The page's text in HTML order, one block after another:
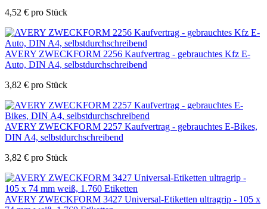
4,52 € pro Stück
AVERY ZWECKFORM 2256 Kaufvertrag - gebrauchtes Kfz E-
Auto, DIN A4, selbstdurchschreibend
3,82 € pro Stück
AVERY ZWECKFORM 2257 Kaufvertrag - gebrauchtes E-Bikes,
DIN A4, selbstdurchschreibend
3,82 € pro Stück
AVERY ZWECKFORM 3427 Universal-Etiketten ultragrip - 105 x